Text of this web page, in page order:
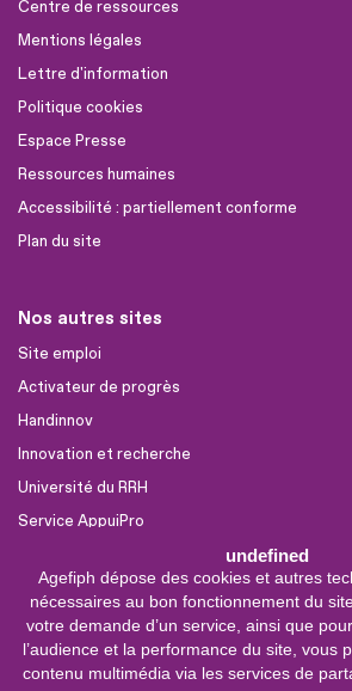
undefined
Agefiph dépose des cookies et autres
nécessaires au bon fonctionnement du
votre demande d’un service, ainsi que
l’audience et la performance du site, vous
contenu multimédia via les services de
Centre de ressources
Mentions légales
Lettre d'information
Politique cookies
Espace Presse
Ressources humaines
Accessibilité : partiellement conforme
Plan du site
Nos autres sites
Site emploi
Activateur de progrès
Handinnov
Innovation et recherche
Université du RRH
Service AppuiPro
Nous suivre
Youtube
Linkedin